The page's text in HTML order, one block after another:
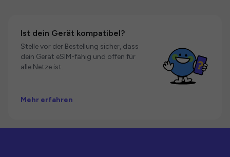
Ist dein Gerät kompatibel?
Stelle vor der Bestellung sicher, dass
dein Gerät eSIM-fähig und offen für
alle Netze ist.
Mehr erfahren